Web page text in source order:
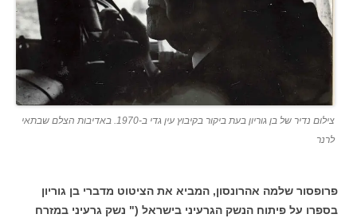
צילום נדיר של בן גוריון בעת ביקור בקיבוץ עין גדי ב-1970. באדיבות הצלם שבתאי
לרנר
פרופסור שלמה אהרונסון, המביא את הציטוט מדברי בן גוריון
בספרו על פיתוח הנשק הגרעיני בישראל (" נשק גרעיני במזרח